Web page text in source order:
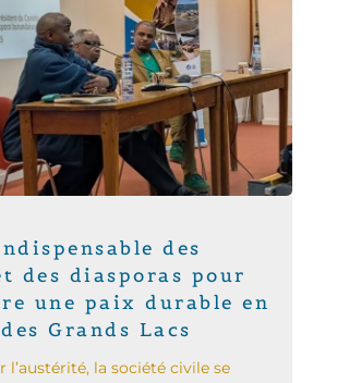
des
des diasporas pour
une paix durable en
Grands Lacs
l’austérité, la société civile se